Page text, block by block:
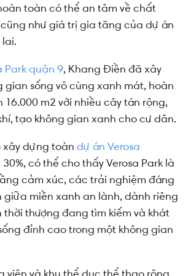
toàn có thể an tâm về chất
như giá trị gia tăng của dự án
Park quận 9, Khang Điền đã xây
gian sống vô cùng xanh mát, hoàn
m2 với nhiều cây tán rộng,
tạo không gian xanh cho cư dân.
xây dựng toàn dự án Verosa
có thể cho thấy Verosa Park là
cảm xúc, các trải nghiệm đáng
giữa miền xanh an lành, dành riêng
thời thượng đang tìm kiếm và khát
đỉnh cao trong một không gian